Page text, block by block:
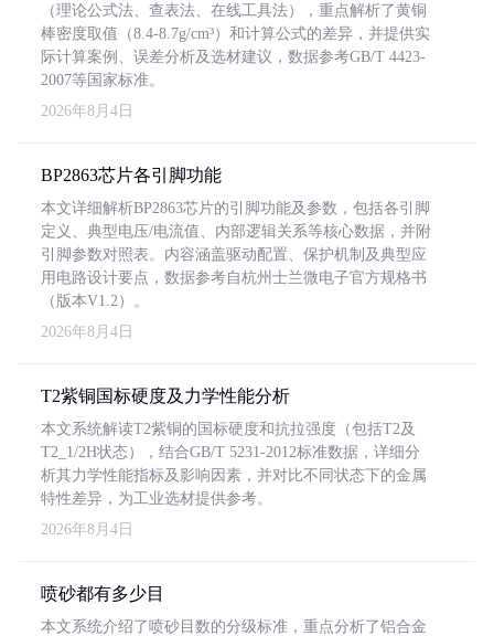
（理论公式法、查表法、在线工具法），重点解析了黄铜
棒密度取值（8.4-8.7g/cm³）和计算公式的差异，并提供实
际计算案例、误差分析及选材建议，数据参考GB/T 4423-
2007等国家标准。
2026年8月4日
BP2863芯片各引脚功能
本文详细解析BP2863芯片的引脚功能及参数，包括各引脚
定义、典型电压/电流值、内部逻辑关系等核心数据，并附
引脚参数对照表。内容涵盖驱动配置、保护机制及典型应
用电路设计要点，数据参考自杭州士兰微电子官方规格书
（版本V1.2）。
2026年8月4日
T2紫铜国标硬度及力学性能分析
本文系统解读T2紫铜的国标硬度和抗拉强度（包括T2及
T2_1/2H状态），结合GB/T 5231-2012标准数据，详细分
析其力学性能指标及影响因素，并对比不同状态下的金属
特性差异，为工业选材提供参考。
2026年8月4日
喷砂都有多少目
本文系统介绍了喷砂目数的分级标准，重点分析了铝合金